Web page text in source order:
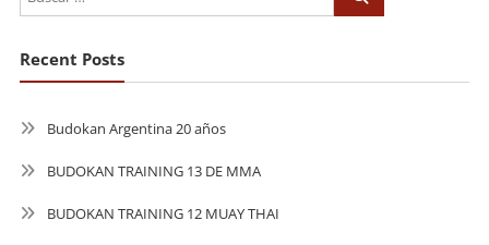
Recent Posts
Budokan Argentina 20 años
BUDOKAN TRAINING 13 DE MMA
BUDOKAN TRAINING 12 MUAY THAI